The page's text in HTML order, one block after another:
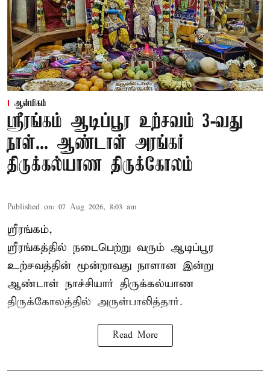
ஆன்மிகம்
ஸ்ரீரங்கம் ஆடிப்பூர உற்சவம் 3-வது
நாள்... ஆண்டாள் அரங்கர்
திருக்கல்யாண திருக்கோலம்
Published on: 07 Aug 2026, 8:03 am
ஸ்ரீரங்கம்,
ஸ்ரீரங்கத்தில் நடைபெற்று வரும் ஆடிப்பூர
உற்சவத்தின் மூன்றாவது நாளான இன்று
ஆண்டாள் நாச்சியார் திருக்கல்யாண
திருக்கோலத்தில் அருள்பாலித்தார்.
Read More